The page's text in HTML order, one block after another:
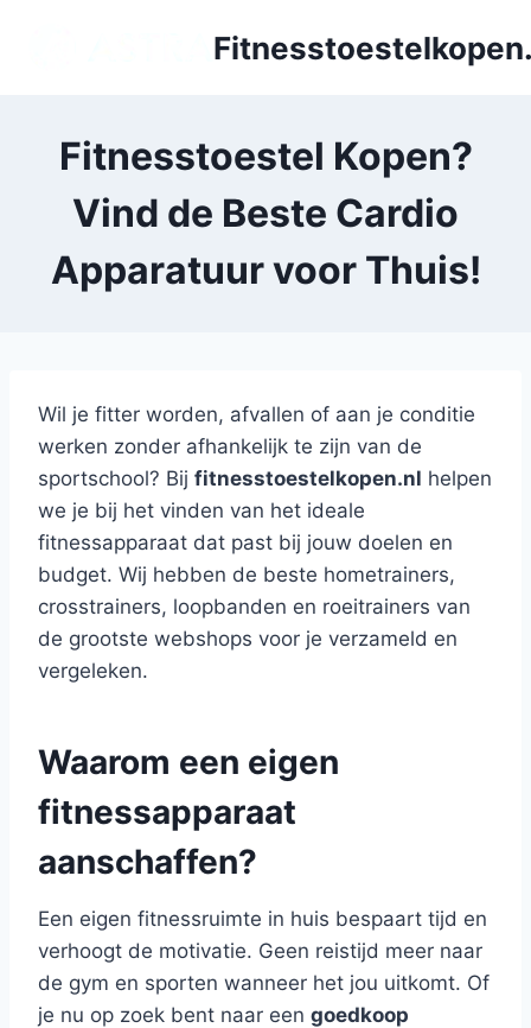
Fitnesstoestel Kopen?
Vind de Beste Cardio
Apparatuur voor Thuis!
Wil je fitter worden, afvallen of aan je conditie
werken zonder afhankelijk te zijn van de
sportschool? Bij fitnesstoestelkopen.nl helpen
we je bij het vinden van het ideale
fitnessapparaat dat past bij jouw doelen en
budget. Wij hebben de beste hometrainers,
crosstrainers, loopbanden en roeitrainers van
de grootste webshops voor je verzameld en
vergeleken.
Waarom een eigen
fitnessapparaat
aanschaffen?
Een eigen fitnessruimte in huis bespaart tijd en
verhoogt de motivatie. Geen reistijd meer naar
de gym en sporten wanneer het jou uitkomt. Of
je nu op zoek bent naar een goedkoop